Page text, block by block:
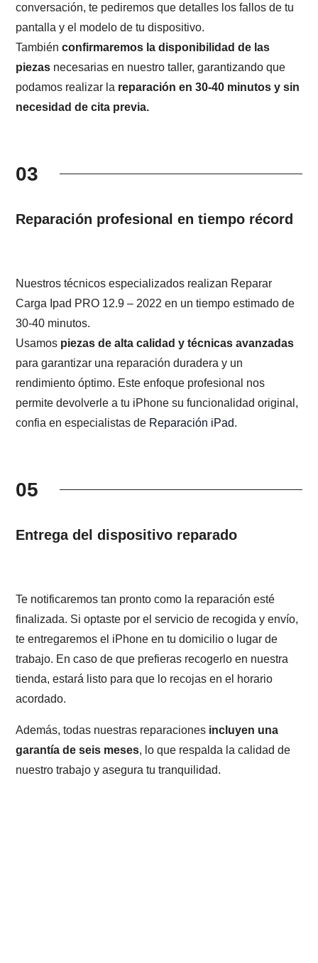
conversación, te pediremos que detalles los fallos de tu
pantalla y el modelo de tu dispositivo.
Tambiénconfirmaremos la disponibilidad de las
piezas necesarias en nuestro taller, garantizando que
podamos realizar la reparación en 30-40 minutos y sin
necesidad de cita previa.
03
Reparación profesional en tiempo récord
Nuestros técnicos especializados realizan Reparar
Carga Ipad PRO 12.9 – 2022 en un tiempo estimado de
30-40 minutos.
Usamos piezas de alta calidad y técnicas avanzadas
para garantizar una reparación duradera y un
rendimiento óptimo. Este enfoque profesional nos
permite devolverle a tu iPhone su funcionalidad original,
confia en especialistas de Reparación iPad.
05
Entrega del dispositivo reparado
Te notificaremos tan pronto como la reparación esté
finalizada. Si optaste por el servicio de recogida y envío,
te entregaremos el iPhone en tu domicilio o lugar de
trabajo. En caso de que prefieras recogerlo en nuestra
tienda, estará listo para que lo recojas en el horario
acordado.
Además, todas nuestras reparaciones incluyen una
garantía de seis meses, lo que respalda la calidad de
nuestro trabajo y asegura tu tranquilidad.